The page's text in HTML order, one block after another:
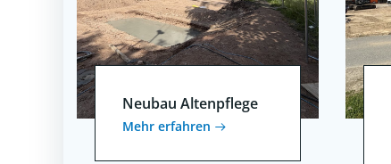
Neubau Altenpflege
Mehr erfahren